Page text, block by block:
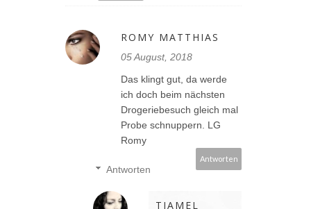
ROMY MATTHIAS
05 August, 2018
Das klingt gut, da werde
ich doch beim nächsten
Drogeriebesuch gleich mal
Probe schnuppern. LG
Romy
Antworten
Antworten
TIAMEL